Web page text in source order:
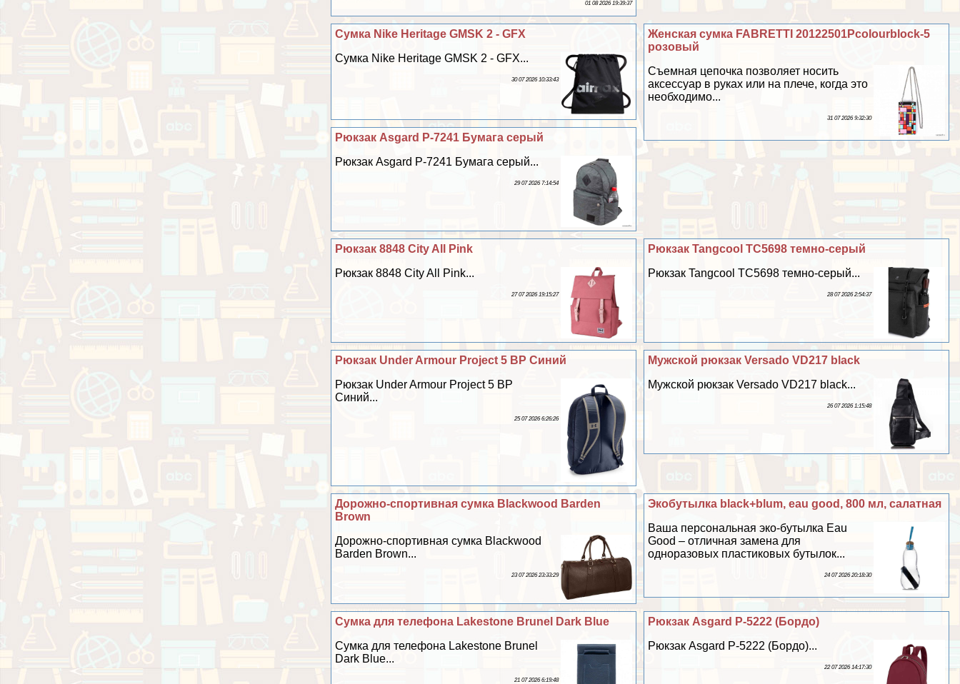
01 08 2026 19:39:37
Женская сумка FABRETTI 20122501Pcolourblock-5
розовый
Съемная цепочка позволяет носить
аксессуар в руках или на плече, когда это
необходимо...
31 07 2026 9:32:30
Сумка Nike Heritage GMSK 2 - GFX
Сумка Nike Heritage GMSK 2 - GFX...
30 07 2026 10:33:43
Рюкзак Asgard Р-7241 Бумага серый
Рюкзак Asgard Р-7241 Бумага серый...
29 07 2026 7:14:54
Рюкзак Tangcool TC5698 темно-серый
Рюкзак Tangcool TC5698 темно-серый...
28 07 2026 2:54:37
Рюкзак 8848 City All Pink
Рюкзак 8848 City All Pink...
27 07 2026 19:15:27
Мужской рюкзак Versado VD217 black
Мужской рюкзак Versado VD217 black...
26 07 2026 1:15:48
Рюкзак Under Armour Project 5 BP Синий
Рюкзак Under Armour Project 5 BP
Синий...
25 07 2026 6:26:26
Экобутылка black+blum, eau good, 800 мл, салатная
Ваша персональная эко-бутылка Eau
Good – отличная замена для
одноразовых пластиковых бутылок...
24 07 2026 20:18:30
Дорожно-спортивная сумка Blackwood Barden
Brown
Дорожно-спортивная сумка Blackwood
Barden Brown...
23 07 2026 23:33:29
Рюкзак Asgard Р-5222 (Бордо)
Рюкзак Asgard Р-5222 (Бордо)...
22 07 2026 14:17:30
Сумка для телефона Lakestone Brunel Dark Blue
Сумка для телефона Lakestone Brunel
Dark Blue...
21 07 2026 6:19:48